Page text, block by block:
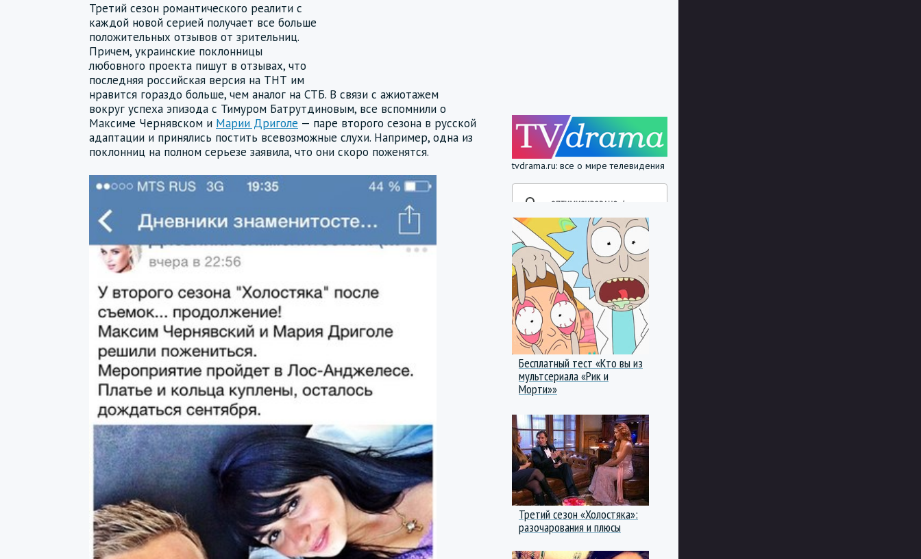
Третий сезон романтического реалити с
каждой новой серией получает все больше
положительных отзывов от зрительниц.
Причем, украинские поклонницы
любовного проекта пишут в отзывах, что
последняя российская версия на ТНТ им
нравится гораздо больше, чем аналог на СТБ. В связи с ажиотажем
вокруг успеха эпизода с Тимуром Батрутдиновым, все вспомнили о
Максиме Чернявском и Марии Дриголе — паре второго сезона в русской
адаптации и принялись постить всевозможные слухи. Например, одна из
поклонниц на полном серьезе заявила, что они скоро поженятся.
tvdrama.ru: все о мире телевидения
Бесплатный тест «Кто вы из
мультсериала «Рик и
Морти»»
Третий сезон «Холостяка»:
разочарования и плюсы